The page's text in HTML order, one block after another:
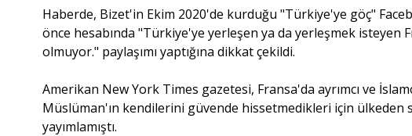
Haberde, Bizet'in Ekim 2020'de kurduğu "Türkiye'ye göç"
önce hesabında "Türkiye'ye yerleşen ya da yerleşmek isteyen
olmuyor." paylaşımı yaptığına dikkat çekildi.
Amerikan New York Times gazetesi, Fransa'da ayrımcı ve
Müslüman'ın kendilerini güvende hissetmedikleri için ülkeden
yayımlamıştı.